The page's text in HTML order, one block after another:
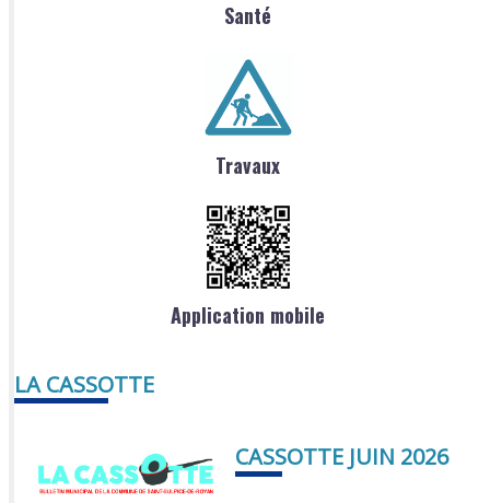
Santé
Travaux
Application mobile
LA CASSOTTE
CASSOTTE JUIN 2026